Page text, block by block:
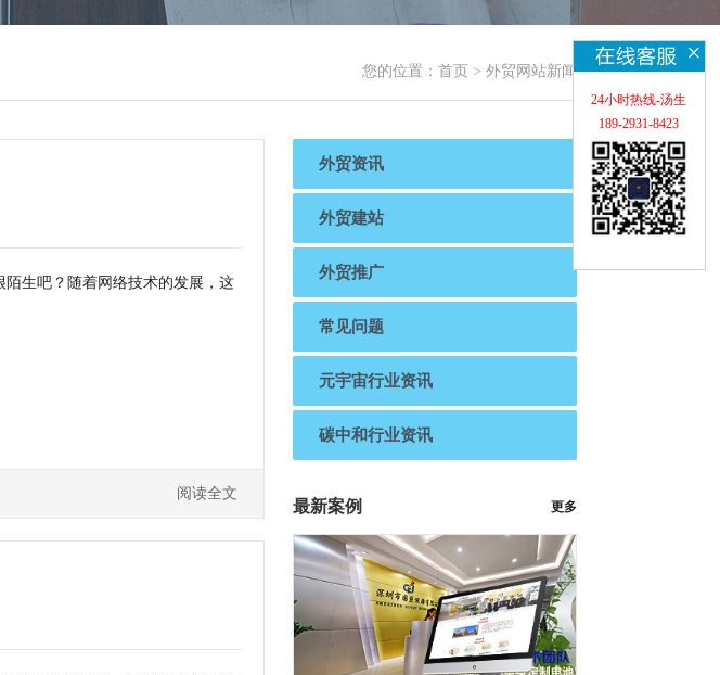
您的位置： 首页 > 外贸网站新闻
陌生吧？随着网络技术的发展，这
阅读全文
外贸资讯
外贸建站
外贸推广
常见问题
元宇宙行业资讯
碳中和行业资讯
更多
最新案例
×
24小时热线-汤生
189-2931-8423